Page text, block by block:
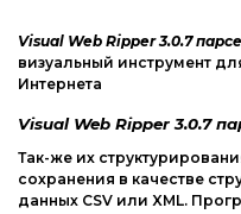
Visual Web Ripper 3.0.7
визуальный инструмент
Интернета
Visual Web Ripper 3.0.7
Так-же их
сохранения в качестве
данных CSV или XML.